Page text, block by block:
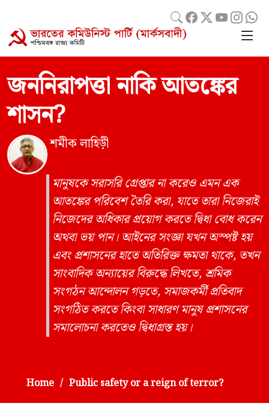
জননিরাপত্তা নাকি আতঙ্কের
শাসন?
শমীক লাহিড়ী
মানুষকে সরাসরি গ্রেপ্তার না করেও এমন এক
আতঙ্কের পরিবেশ তৈরি করা, যাতে তারা নিজেরাই
নিজেদের অধিকার প্রয়োগ করতে দ্বিধা বোধ করেন
অথবা ভয় পান। আইনের সংজ্ঞা যখন অস্পষ্ট হয়
এবং প্রশাসনের হাতে অতিরিক্ত ক্ষমতা থাকে, তখন
সাংবাদিক অন্যায়ের বিরুদ্ধে লিখতে, শ্রমিক
সংগঠন আন্দোলন গড়তে, সমাজকর্মী প্রতিবাদ
সংগঠিত করতে কিংবা সাধারণ মানুষ প্রশাসনের
সমালোচনা করতেও দ্বিধাগ্রস্ত হয়।
Home Public safety or a reign of terror?